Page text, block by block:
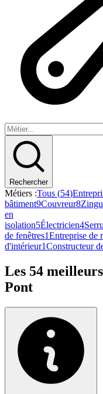
Rechercher
Métiers :Tous (54)
bâtiment9Couvreur8
en
isolation5Électricien4
de fenêtres1Entreprise de
d'intérieur1Constructeur
Les 54
Pont